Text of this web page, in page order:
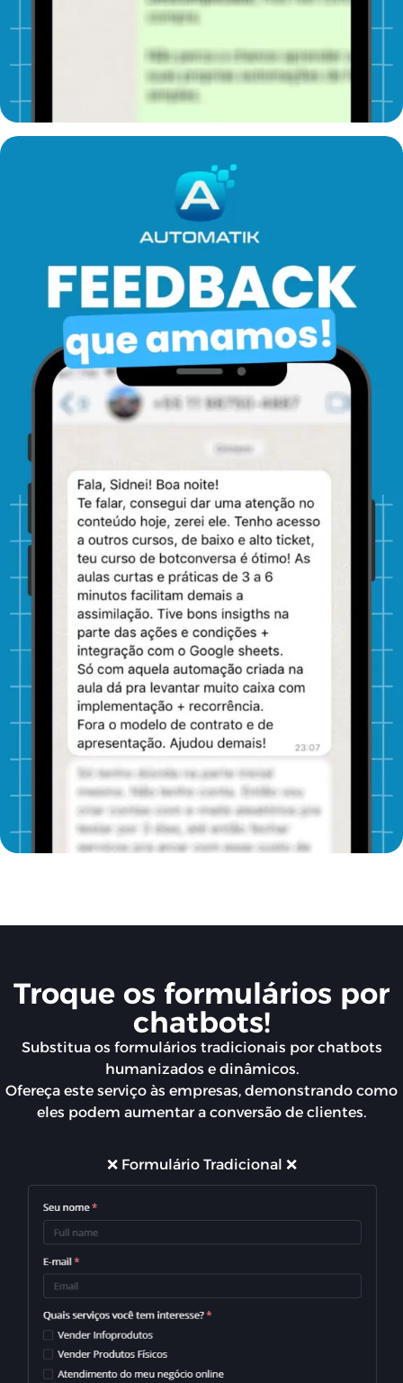
Troque os formulários por
chatbots!
Substitua os formulários tradicionais por chatbots
humanizados e dinâmicos.
Ofereça este serviço às empresas, demonstrando como
eles podem aumentar a conversão de clientes.
❌ Formulário Tradicional ❌